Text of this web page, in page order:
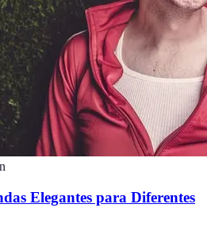
Elegantes para Diferentes